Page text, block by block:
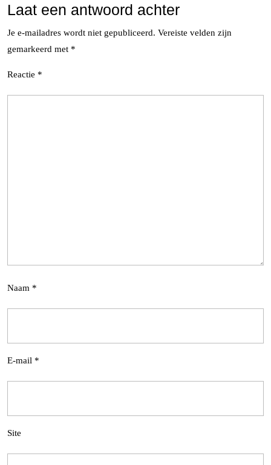
Laat een antwoord achter
Je e-mailadres wordt niet gepubliceerd. Vereiste velden zijn
gemarkeerd met *
Reactie *
Naam *
E-mail *
Site